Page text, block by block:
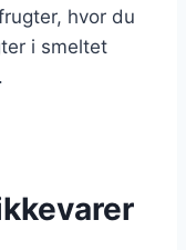
hvor du
i smeltet